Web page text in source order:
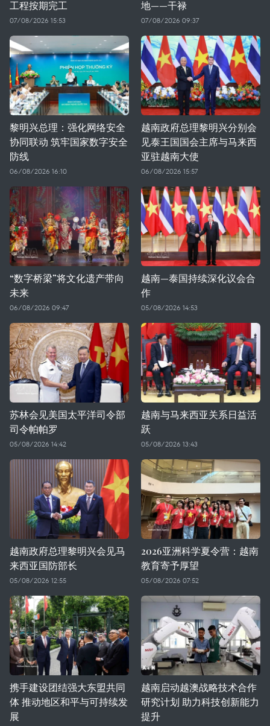
工程按期完工
07/08/2026 15:53
地——干禄
07/08/2026 09:37
黎明兴总理：强化网络安全
协同联动 筑牢国家数字安全
防线
06/08/2026 16:10
越南政府总理黎明兴分别会
见泰王国国会主席与马来西
亚驻越南大使
06/08/2026 15:57
“数字桥梁”将文化遗产带向
未来
06/08/2026 09:47
越南—泰国持续深化议会合
作
05/08/2026 14:53
苏林会见美国太平洋司令部
司令帕帕罗
05/08/2026 14:42
越南与马来西亚关系日益活
跃
05/08/2026 13:43
越南政府总理黎明兴会见马
来西亚国防部长
05/08/2026 12:55
2026亚洲科学夏令营：越南
教育寄予厚望
05/08/2026 07:52
携手建设团结强大东盟共同
体 推动地区和平与可持续发
展
越南启动越澳战略技术合作
研究计划 助力科技创新能力
提升